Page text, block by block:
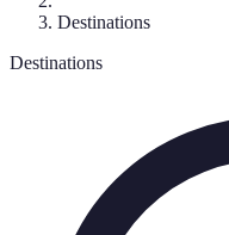
Destinations
Destinations